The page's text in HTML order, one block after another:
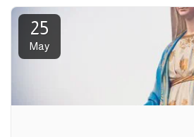
25
May